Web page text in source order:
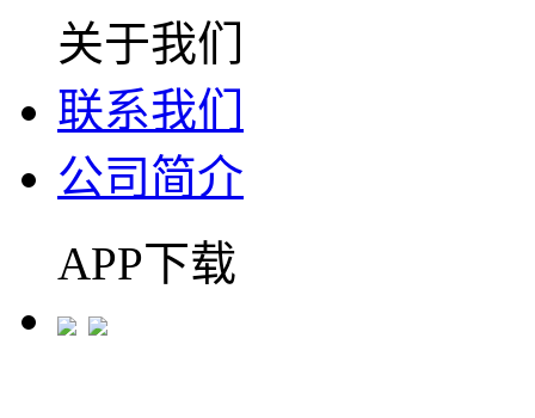
关于我们
联系我们
公司简介
APP下载